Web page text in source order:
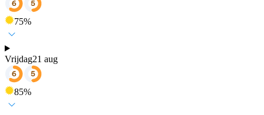
75%
Vrijdag21 aug
85%